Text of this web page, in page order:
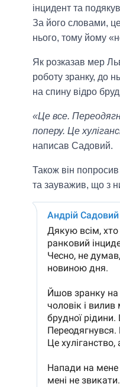
інцидент та
За його словами,
нього, тому йому
Як розказав мер
роботу зранку, до
на спину відро
«Це все.
поперу. Це
написав Садовий.
Також він
та зауважив, що з